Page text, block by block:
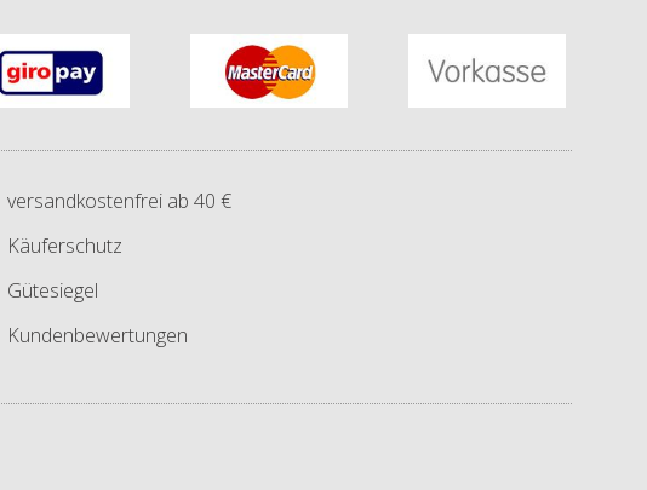
versandkostenfrei ab 40 €
Käuferschutz
Gütesiegel
Kundenbewertungen